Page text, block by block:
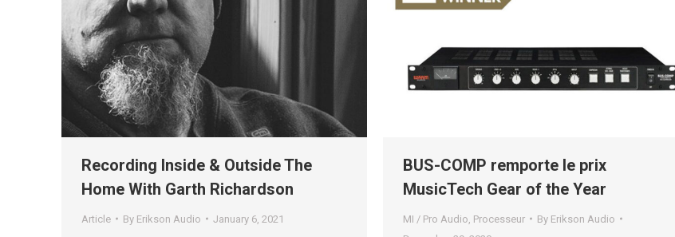
Recording Inside & Outside The
Home With Garth Richardson
Article By Erikson Audio January 6, 2021
BUS-COMP remporte le prix
MusicTech Gear of the Year
MI / Pro Audio Processeur By Erikson Audio